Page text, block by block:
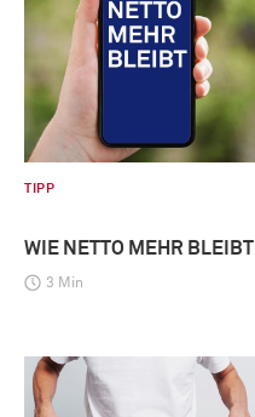
TIPP
WIE NETTO MEHR BLEIBT
3 Min